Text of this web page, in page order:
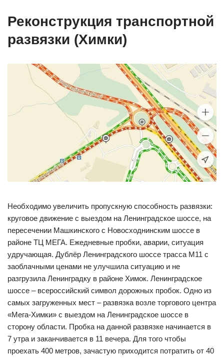
Реконструкция транспортной
развязки (Химки)
Необходимо увеличить пропускную способность развязки:
круговое движение с выездом на Ленинградское шоссе, на
пересечении Машкинского с Новосходнинским шоссе в
районе ТЦ МЕГА. Ежедневные пробки, аварии, ситуация
удручающая. Дублёр Ленинградского шоссе трасса М11 с
заоблачными ценами не улучшила ситуацию и не
разгрузила Ленинградку в районе Химок. Ленинградское
шоссе – всероссийский символ дорожных пробок. Одно из
самых загруженных мест – развязка возле торгового центра
«Мега-Химки» с выездом на Ленинградское шоссе в
сторону области. Пробка на данной развязке начинается в
7 утра и заканчивается в 11 вечера. Для того чтобы
проехать 400 метров, зачастую приходится потратить от 40